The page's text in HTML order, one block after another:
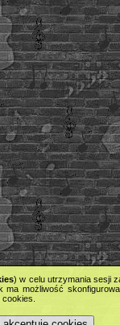
) w celu utrzymania sesji
możliwość